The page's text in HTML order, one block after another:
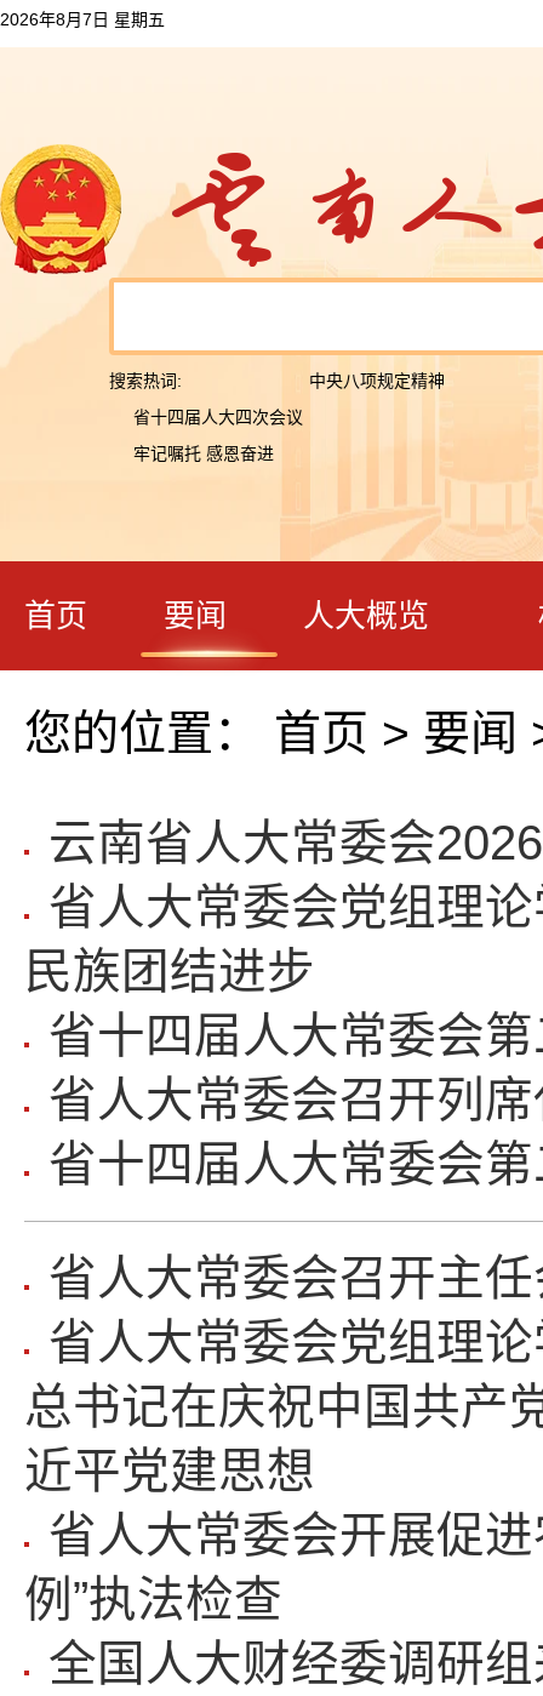
2026年8月7日 星期五
搜索热词:
中央八项规定精神
省十四届人大四次会议
牢记嘱托 感恩奋进
首页 要闻 人大概览
您的位置： 首页 > 要闻
云南省人大常委会
省人大常委会党组理
民族团结进步
省十四届人大常委会
省人大常委会召开列
省十四届人大常委会
省人大常委会召开主
省人大常委会党组理
总书记在庆祝中国共产
近平党建思想
省人大常委会开展促
例”执法检查
全国人大财经委调研